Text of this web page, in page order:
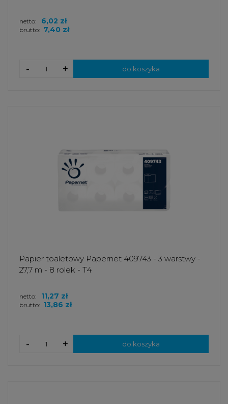
brutto: 7,40 zł
netto: 6,02 zł
+
- do koszyka
Papier toaletowy Papernet 409743 - 3 warstwy -
27,7 m - 8 rolek - T4
brutto: 13,86 zł
netto: 11,27 zł
+
- do koszyka